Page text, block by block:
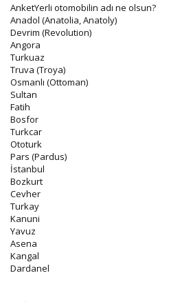
AnketYerli otomobilin adı ne olsun?
Anadol (Anatolia, Anatoly)
Devrim (Revolution)
Angora
Turkuaz
Truva (Troya)
Osmanlı (Ottoman)
Sultan
Fatih
Bosfor
Turkcar
Ototurk
Pars (Pardus)
İstanbul
Bozkurt
Cevher
Turkay
Kanuni
Yavuz
Asena
Kangal
Dardanel